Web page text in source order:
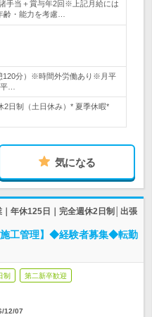
手当＋賞与年2回※上記月給には
・能力を考慮…
120分）※時間外労働あり※月平
…
日制（土日休み）* 夏季休暇*
気になる
年休125日｜完全週休2日制│出張
施工管理】◆経験者募集◆転勤
制 第二新卒歓迎
12/07